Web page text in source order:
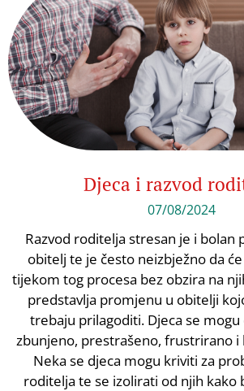
Djeca i razvod
07/08/2024
Razvod roditelja stresan je i bolan
obitelj te je često neizbježno da
tijekom tog procesa bez obzira na
predstavlja promjenu u obitelji
trebaju prilagoditi. Djeca se mogu
zbunjeno, prestrašeno, frustrirano
Neka se djeca mogu kriviti za
roditelja te se izolirati od njih kako